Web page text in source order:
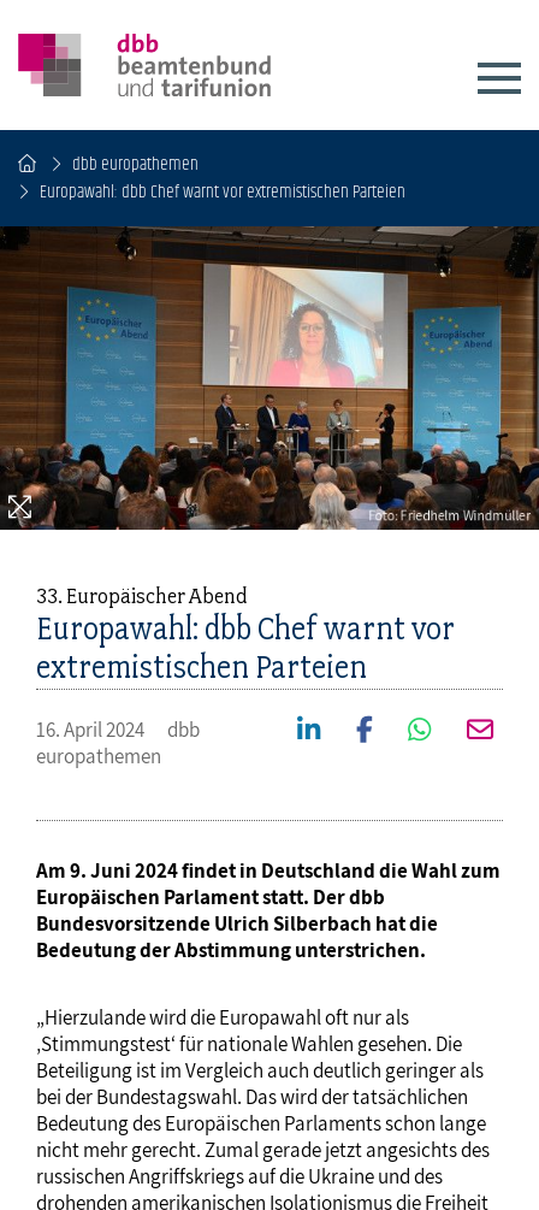
dbb europathemen
Europawahl: dbb Chef warnt vor extremistischen Parteien
33. Europäischer Abend
Europawahl: dbb Chef warnt vor
extremistischen Parteien
16. April 2024
dbb
europathemen
Am 9. Juni 2024 findet in Deutschland die Wahl zum
Europäischen Parlament statt. Der dbb
Bundesvorsitzende Ulrich Silberbach hat die
Bedeutung der Abstimmung unterstrichen.
„Hierzulande wird die Europawahl oft nur als
‚Stimmungstest‘ für nationale Wahlen gesehen. Die
Beteiligung ist im Vergleich auch deutlich geringer als
bei der Bundestagswahl. Das wird der tatsächlichen
Bedeutung des Europäischen Parlaments schon lange
nicht mehr gerecht. Zumal gerade jetzt angesichts des
russischen Angriffskriegs auf die Ukraine und des
drohenden amerikanischen Isolationismus die Freiheit